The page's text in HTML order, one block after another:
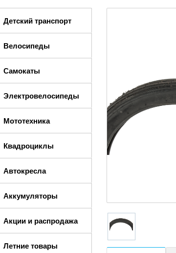
Детский транспорт
Велосипеды
Самокаты
Электровелосипеды
Мототехника
Квадроциклы
Автокресла
Аккумуляторы
Акции и распродажа
Летние товары